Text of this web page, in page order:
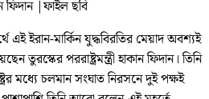
ফিদান |ফাইল ছবি
এই ইরান-মার্কিন যুদ্ধবিরতির মেয়াদ অবশ্যই
তুরস্কের পররাষ্ট্রমন্ত্রী হাকান ফিদান। তিনি
মধ্যে চলমান সংঘাত নিরসনে দুই পক্ষই